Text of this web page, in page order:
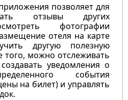
позволяет для
отзывы других
фотографии
отеля на карте
другую полезную
можно отслеживать
уведомления о
события
на билет) и управлять